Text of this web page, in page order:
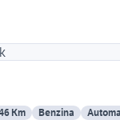
Km Benzina